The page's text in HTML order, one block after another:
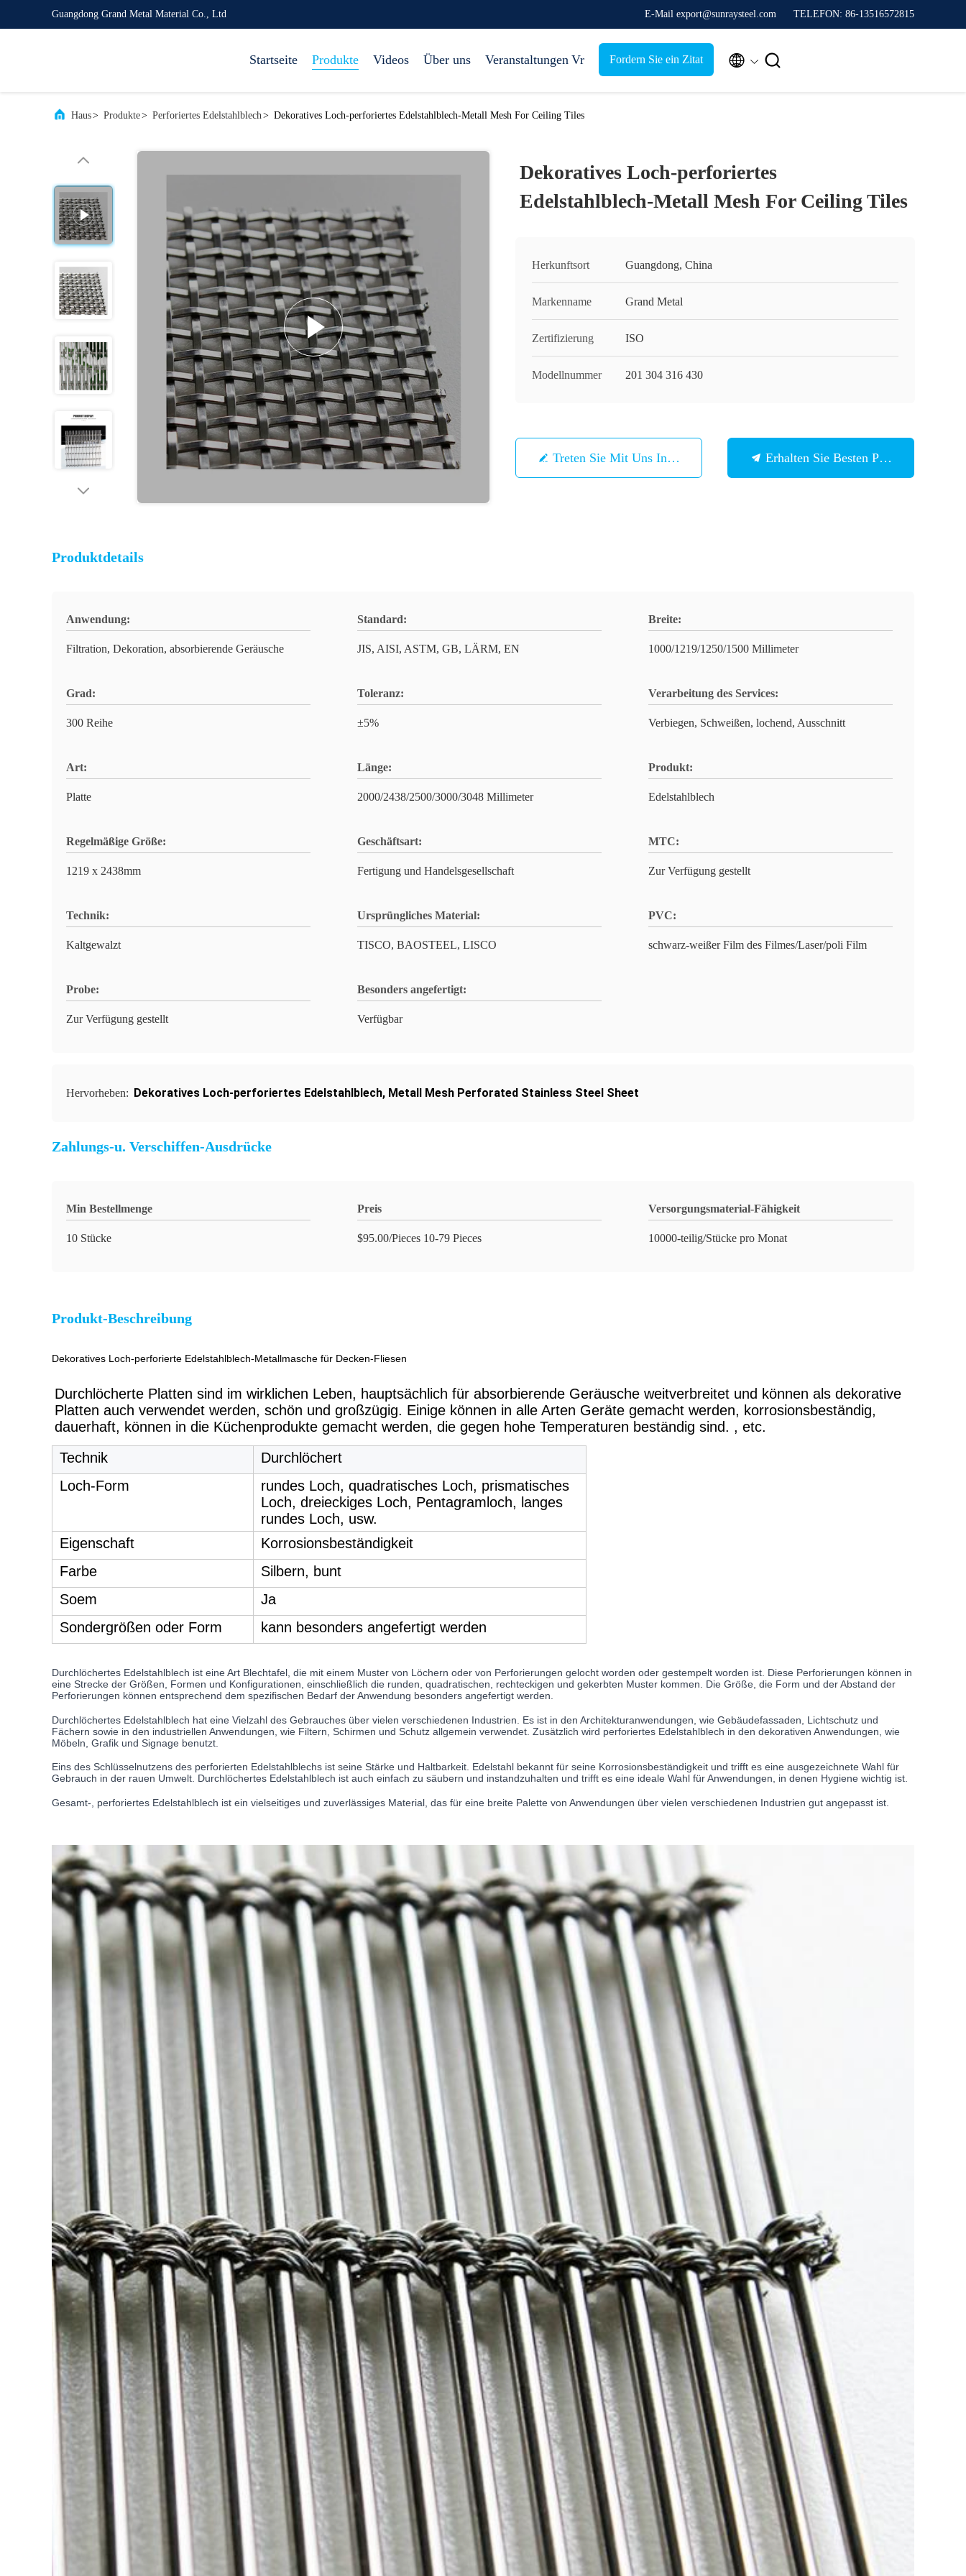
Guangdong Grand Metal Material Co., Ltd E-Mail export@sunraysteel.com TELEFON: 86-13516572815
Startseite Produkte Videos Über uns Veranstaltungen Vr Fordern Sie ein Zitat  
Haus> Produkte> Perforiertes Edelstahlblech> Dekoratives Loch-perforiertes Edelstahlblech-Metall Mesh For Ceiling Tiles
Dekoratives Loch-perforiertes
Edelstahlblech-Metall Mesh For Ceiling Tiles
Herkunftsort Guangdong, China
Markenname Grand Metal
Zertifizierung ISO
Modellnummer 201 304 316 430
Treten Sie Mit Uns In Verbindung Erhalten Sie Besten Preis
Produktdetails
Anwendung:
Filtration, Dekoration, absorbierende Geräusche
Standard:
JIS, AISI, ASTM, GB, LÄRM, EN
Breite:
1000/1219/1250/1500 Millimeter
Grad:
300 Reihe
Toleranz:
±5%
Verarbeitung des Services:
Verbiegen, Schweißen, lochend, Ausschnitt
Art:
Platte
Länge:
2000/2438/2500/3000/3048 Millimeter
Produkt:
Edelstahlblech
Regelmäßige Größe:
1219 x 2438mm
Geschäftsart:
Fertigung und Handelsgesellschaft
MTC:
Zur Verfügung gestellt
Technik:
Kaltgewalzt
Ursprüngliches Material:
TISCO, BAOSTEEL, LISCO
PVC:
schwarz-weißer Film des Filmes/Laser/poli Film
Probe:
Zur Verfügung gestellt
Besonders angefertigt:
Verfügbar
Hervorheben: Dekoratives Loch-perforiertes Edelstahlblech, Metall Mesh Perforated Stainless Steel Sheet
Zahlungs-u. Verschiffen-Ausdrücke
Min Bestellmenge
10 Stücke
Preis
$95.00/Pieces 10-79 Pieces
Versorgungsmaterial-Fähigkeit
10000-teilig/Stücke pro Monat
Produkt-Beschreibung
Dekoratives Loch-perforierte Edelstahlblech-Metallmasche für Decken-Fliesen
Durchlöcherte Platten sind im wirklichen Leben, hauptsächlich für absorbierende Geräusche weitverbreitet und können als dekorative
Platten auch verwendet werden, schön und großzügig. Einige können in alle Arten Geräte gemacht werden, korrosionsbeständig,
dauerhaft, können in die Küchenprodukte gemacht werden, die gegen hohe Temperaturen beständig sind. , etc.
Technik
Durchlöchert
Loch-Form
rundes Loch, quadratisches Loch, prismatisches
Loch, dreieckiges Loch, Pentagramloch, langes
rundes Loch, usw.
Eigenschaft
Korrosionsbeständigkeit
Farbe
Silbern, bunt
Soem
Ja
Sondergrößen oder Form
kann besonders angefertigt werden
Durchlöchertes Edelstahlblech ist eine Art Blechtafel, die mit einem Muster von Löchern oder von Perforierungen gelocht worden oder gestempelt worden ist. Diese Perforierungen können in
eine Strecke der Größen, Formen und Konfigurationen, einschließlich die runden, quadratischen, rechteckigen und gekerbten Muster kommen. Die Größe, die Form und der Abstand der
Perforierungen können entsprechend dem spezifischen Bedarf der Anwendung besonders angefertigt werden.
Durchlöchertes Edelstahlblech hat eine Vielzahl des Gebrauches über vielen verschiedenen Industrien. Es ist in den Architekturanwendungen, wie Gebäudefassaden, Lichtschutz und
Fächern sowie in den industriellen Anwendungen, wie Filtern, Schirmen und Schutz allgemein verwendet. Zusätzlich wird perforiertes Edelstahlblech in den dekorativen Anwendungen, wie
Möbeln, Grafik und Signage benutzt.
Eins des Schlüsselnutzens des perforierten Edelstahlblechs ist seine Stärke und Haltbarkeit. Edelstahl bekannt für seine Korrosionsbeständigkeit und trifft es eine ausgezeichnete Wahl für
Gebrauch in der rauen Umwelt. Durchlöchertes Edelstahlblech ist auch einfach zu säubern und instandzuhalten und trifft es eine ideale Wahl für Anwendungen, in denen Hygiene wichtig ist.
Gesamt-, perforiertes Edelstahlblech ist ein vielseitiges und zuverlässiges Material, das für eine breite Palette von Anwendungen über vielen verschiedenen Industrien gut angepasst ist.